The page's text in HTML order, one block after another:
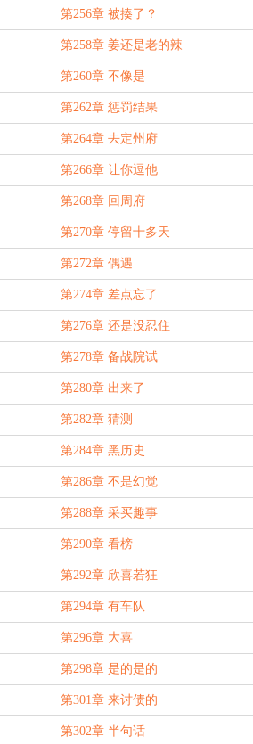
第256章 被揍了？
第258章 姜还是老的辣
第260章 不像是
第262章 惩罚结果
第264章 去定州府
第266章 让你逗他
第268章 回周府
第270章 停留十多天
第272章 偶遇
第274章 差点忘了
第276章 还是没忍住
第278章 备战院试
第280章 出来了
第282章 猜测
第284章 黑历史
第286章 不是幻觉
第288章 采买趣事
第290章 看榜
第292章 欣喜若狂
第294章 有车队
第296章 大喜
第298章 是的是的
第301章 来讨债的
第302章 半句话